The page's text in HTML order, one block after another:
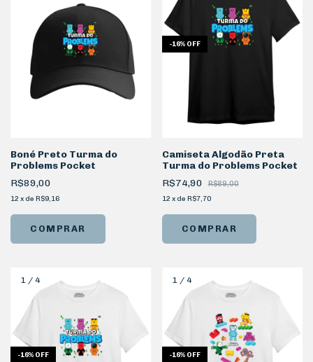
Boné Preto Turma do
Problems Pocket
R$89,00
12 x de R$9,16
-16% OFF
Camiseta Algodão Preta
Turma do Problems Pocket
R$74,90
R$89,00
12 x de R$7,70
COMPRAR
1 / 4
-16% OFF
1 / 4
-16% OFF